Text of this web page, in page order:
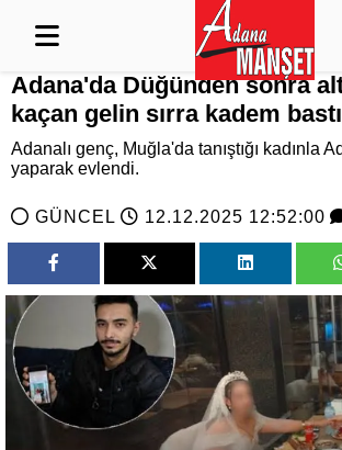
Adana'da Düğünden sonra
kaçan gelin sırra kadem
Adanalı genç, Muğla'da tanıştığı kadınla
yaparak evlendi.
GÜNCEL 12.12.2025 12:52:00